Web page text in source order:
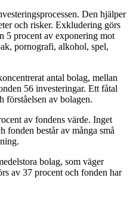
Den hjälper
och risker. Exkludering görs
5 procent av exponering mot
pornografi, alkohol, spel,
antal bolag, mellan
56 investeringar. Ett fåtal
förståelsen av bolagen.
av fondens värde. Inget
fonden består av många små
bolag, som väger
av 37 procent och fonden har